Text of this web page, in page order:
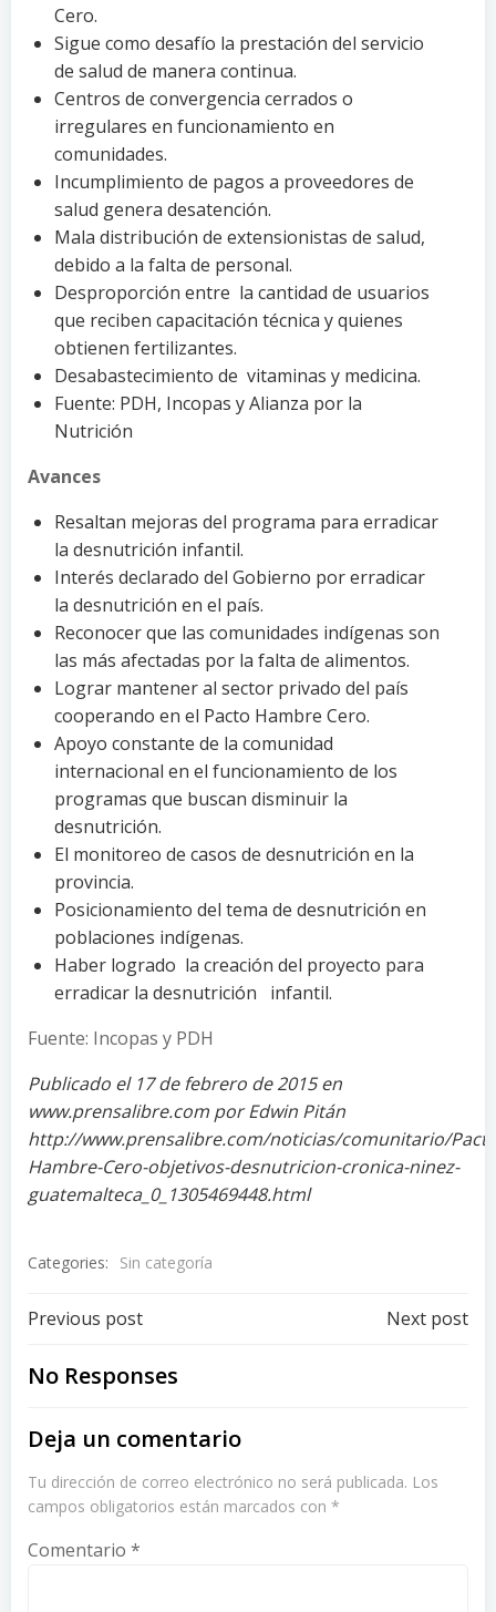
Cero.
Sigue como desafío la prestación del servicio
de salud de manera continua.
Centros de convergencia cerrados o
irregulares en funcionamiento en
comunidades.
Incumplimiento de pagos a proveedores de
salud genera desatención.
Mala distribución de extensionistas de salud,
debido a la falta de personal.
Desproporción entre la cantidad de usuarios
que reciben capacitación técnica y quienes
obtienen fertilizantes.
Desabastecimiento de vitaminas y medicina.
Fuente: PDH, Incopas y Alianza por la
Nutrición
Avances
Resaltan mejoras del programa para erradicar
la desnutrición infantil.
Interés declarado del Gobierno por erradicar
la desnutrición en el país.
Reconocer que las comunidades indígenas son
las más afectadas por la falta de alimentos.
Lograr mantener al sector privado del país
cooperando en el Pacto Hambre Cero.
Apoyo constante de la comunidad
internacional en el funcionamiento de los
programas que buscan disminuir la
desnutrición.
El monitoreo de casos de desnutrición en la
provincia.
Posicionamiento del tema de desnutrición en
poblaciones indígenas.
Haber logrado la creación del proyecto para
erradicar la desnutrición infantil.
Fuente: Incopas y PDH
Publicado el 17 de febrero de 2015 en
www.prensalibre.com por Edwin Pitán
http://www.prensalibre.com/noticias/comunitario/
Hambre-Cero-objetivos-desnutricion-cronica-ninez-
guatemalteca_0_1305469448.html
Categories: Sin categoría
Post
navigation
Previous post Next post
No Responses
Deja un comentario
Tu dirección de correo electrónico no será publicada. Los
campos obligatorios están marcados con *
Comentario *